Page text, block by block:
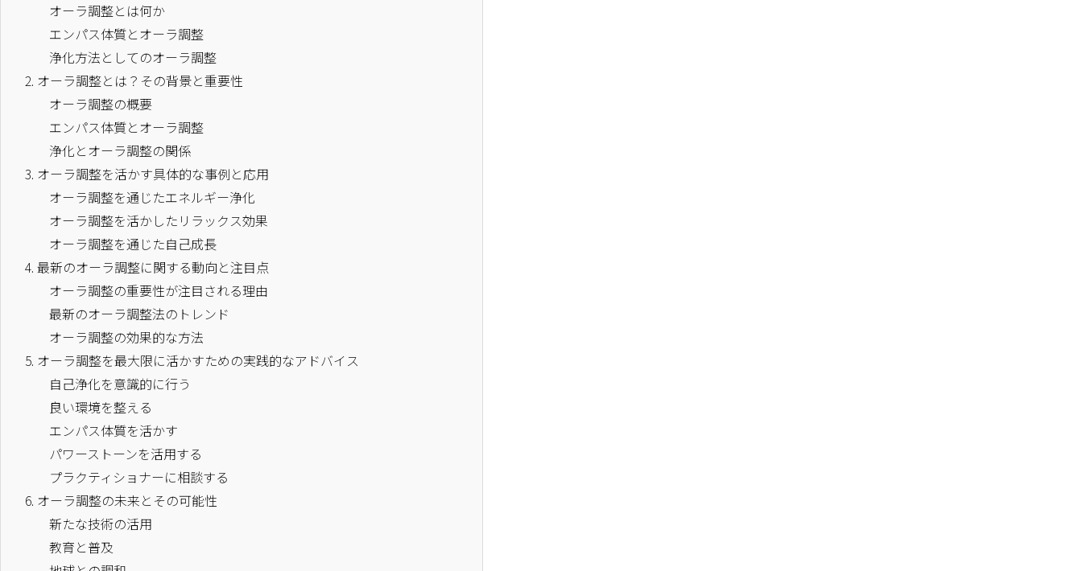
オーラ調整とは何か
エンパス体質とオーラ調整
浄化方法としてのオーラ調整
2. オーラ調整とは？その背景と重要性
オーラ調整の概要
エンパス体質とオーラ調整
浄化とオーラ調整の関係
3. オーラ調整を活かす具体的な事例と応用
オーラ調整を通じたエネルギー浄化
オーラ調整を活かしたリラックス効果
オーラ調整を通じた自己成長
4. 最新のオーラ調整に関する動向と注目点
オーラ調整の重要性が注目される理由
最新のオーラ調整法のトレンド
オーラ調整の効果的な方法
5. オーラ調整を最大限に活かすための実践的なアドバイス
自己浄化を意識的に行う
良い環境を整える
エンパス体質を活かす
パワーストーンを活用する
プラクティショナーに相談する
6. オーラ調整の未来とその可能性
新たな技術の活用
教育と普及